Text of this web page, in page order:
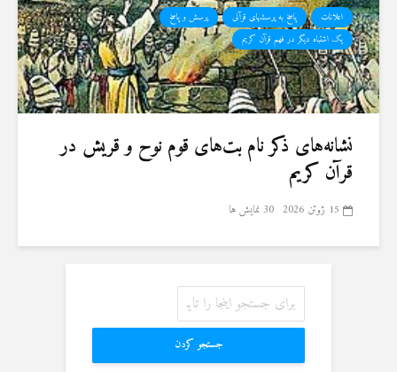
اعلانات پاسخ به پرسشهای قرآنی
پرسش و پاسخ
یک اشتباه دیگر در فهم قرآن کریم
نشانه‌های ذکر نام بت‌های قوم نوح و قریش در
قرآن کریم
15 ژوئن 2026 30 نمایش ها
جستجو کردن